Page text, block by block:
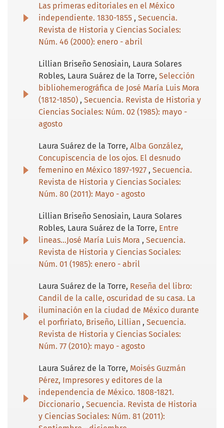
Las primeras editoriales en el México
independiente. 1830-1855 , Secuencia.
Revista de Historia y Ciencias Sociales:
Núm. 46 (2000): enero - abril
Lillian Briseño Senosiain, Laura Solares
Robles, Laura Suárez de la Torre, Selección
bibliohemerográfica de José María Luis Mora
(1812-1850) , Secuencia. Revista de Historia y
Ciencias Sociales: Núm. 02 (1985): mayo -
agosto
Laura Suárez de la Torre, Alba González,
Concupiscencia de los ojos. El desnudo
femenino en México 1897-1927 , Secuencia.
Revista de Historia y Ciencias Sociales:
Núm. 80 (2011): Mayo - agosto
Lillian Briseño Senosiain, Laura Solares
Robles, Laura Suárez de la Torre, Entre
lineas…José María Luis Mora , Secuencia.
Revista de Historia y Ciencias Sociales:
Núm. 01 (1985): enero - abril
Laura Suárez de la Torre, Reseña del libro:
Candil de la calle, oscuridad de su casa. La
iluminación en la ciudad de México durante
el porfiriato, Briseño, Lillian , Secuencia.
Revista de Historia y Ciencias Sociales:
Núm. 77 (2010): mayo - agosto
Laura Suárez de la Torre, Moisés Guzmán
Pérez, Impresores y editores de la
independencia de México. 1808-1821.
Diccionario , Secuencia. Revista de Historia
y Ciencias Sociales: Núm. 81 (2011):